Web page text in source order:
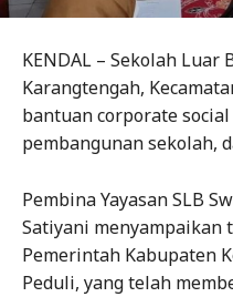
KENDAL – Sekolah Luar
Karangtengah,
bantuan corporate
pembangunan sekolah,
Pembina Yayasan SLB
Satiyani menyampaikan
Pemerintah Kabupaten
Peduli, yang telah